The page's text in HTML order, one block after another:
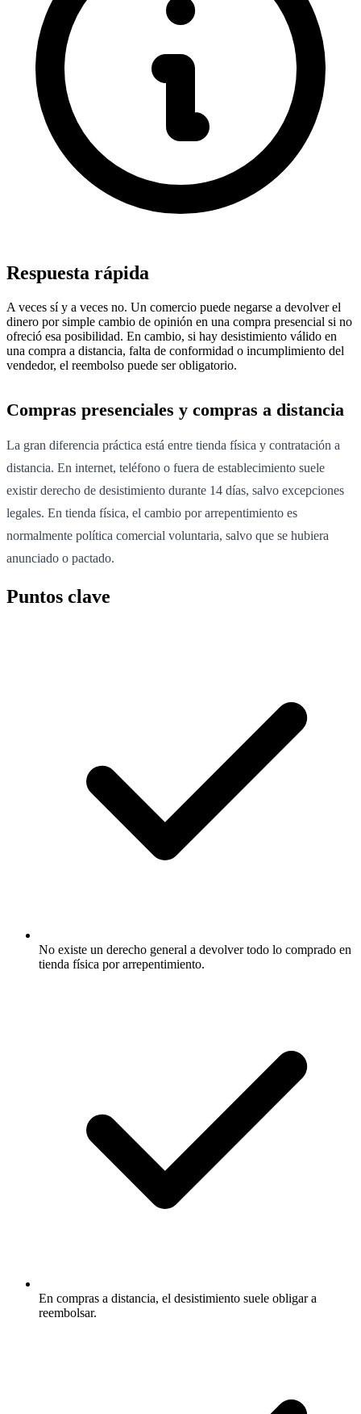
Respuesta rápida
A veces sí y a veces no. Un comercio puede negarse a devolver el
dinero por simple cambio de opinión en una compra presencial si no
ofreció esa posibilidad. En cambio, si hay desistimiento válido en
una compra a distancia, falta de conformidad o incumplimiento del
vendedor, el reembolso puede ser obligatorio.
Compras presenciales y compras a distancia
La gran diferencia práctica está entre tienda física y contratación a
distancia. En internet, teléfono o fuera de establecimiento suele
existir derecho de desistimiento durante 14 días, salvo excepciones
legales. En tienda física, el cambio por arrepentimiento es
normalmente política comercial voluntaria, salvo que se hubiera
anunciado o pactado.
Puntos clave
No existe un derecho general a devolver todo lo comprado en
tienda física por arrepentimiento.
En compras a distancia, el desistimiento suele obligar a
reembolsar.